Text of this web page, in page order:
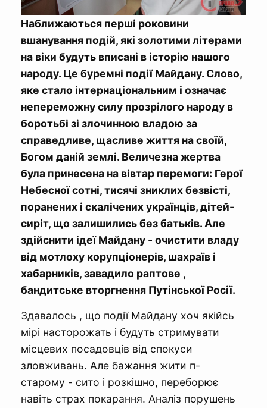
Наближаються перші роковини
вшанування подій, які золотими літерами
на віки будуть вписані в історію нашого
народу. Це буремні події Майдану. Слово,
яке стало інтернаціональним і означає
непереможну силу прозрілого народу в
боротьбі зі злочинною владою за
справедливе, щасливе життя на своїй,
Богом даній землі. Величезна жертва
була принесена на вівтар перемоги: Герої
Небесної сотні, тисячі зниклих безвісті,
поранених і скалічених українців, дітей-
сиріт, що залишились без батьків. Але
здійснити ідеї Майдану - очистити владу
від мотлоху корупціонерів, шахраїв і
хабарників, завадило раптове ,
бандитське вторгнення Путінської Росії.
Здавалось , що події Майдану хоч якійсь
мірі насторожать і будуть стримувати
місцевих посадовців від спокуси
зловживань. Але бажання жити п-
старому - сито і розкішно, переборює
навіть страх покарання. Аналіз порушень